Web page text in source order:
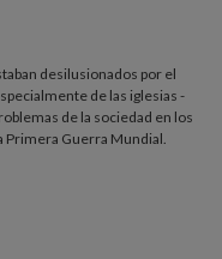
desilusionados por el
de las iglesias -
de la sociedad en los
Guerra Mundial.